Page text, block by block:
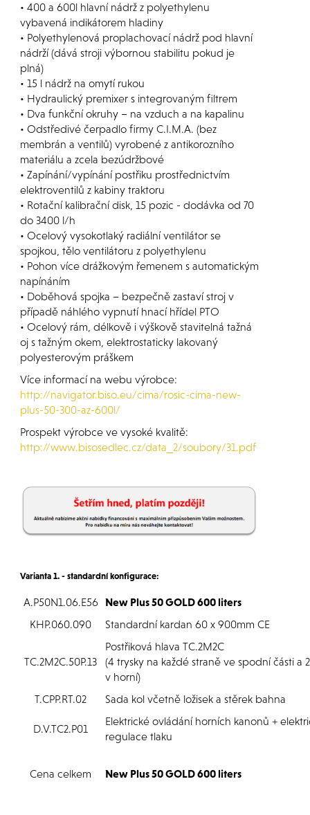
• 400 a 600l hlavní nádrž z polyethylenu
vybavená indikátorem hladiny
• Polyethylenová proplachovací nádrž pod hlavní
nádrží (dává stroji výbornou stabilitu pokud je
plná)
• 15 l nádrž na omytí rukou
• Hydraulický premixer s integrovaným filtrem
• Dva funkční okruhy – na vzduch a na kapalinu
• Odstředivé čerpadlo firmy C.I.M.A. (bez
membrán a ventilů) vyrobené z antikorozního
materiálu a zcela bezúdržbové
• Zapínání/vypínání postřiku prostřednictvím
elektroventilů z kabiny traktoru
• Rotační kalibrační disk, 15 pozic - dodávka od 70
do 3400 l/h
• Ocelový vysokotlaký radiální ventilátor se
spojkou, tělo ventilátoru z polyethylenu
• Pohon více drážkovým řemenem s automatickým
napínáním
• Doběhová spojka – bezpečně zastaví stroj v
případě náhlého vypnutí hnací hřídel PTO
• Ocelový rám, délkově i výškově stavitelná tažná
oj s tažným okem, elektrostaticky lakovaný
polyesterovým práškem
Více informací na webu výrobce:
http://navigator.biso.eu/cima/rosic-cima-new-
plus-50-300-az-600l/
Prospekt výrobce ve vysoké kvalitě:
http://www.bisosedlec.cz/data_2/soubory/31.pdf
Varianta 1. - standardní konfigurace:
A.P50N1.06.E56 New Plus 50 GOLD 600 liters
KHP.060.090
Standardní kardan 60 x 900mm CE
TC.2M2C.50P.13
Postřiková hlava TC.2M2C
(4 trysky na každé straně ve spodní části a
v horní)
T.CPP.RT.02
Sada kol včetně ložisek a stěrek bahna
D.V.TC2.P01
Elektrické ovládání horních kanonů +
regulace tlaku
Cena celkem New Plus 50 GOLD 600 liters